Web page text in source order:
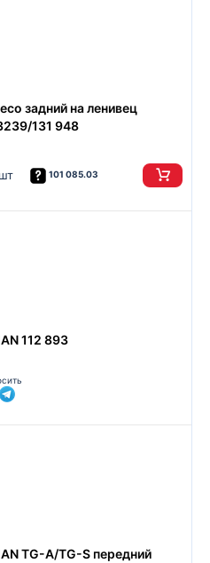
задний на ленивец
131 948
101 085.03
112 893
TG-A/TG-S передний